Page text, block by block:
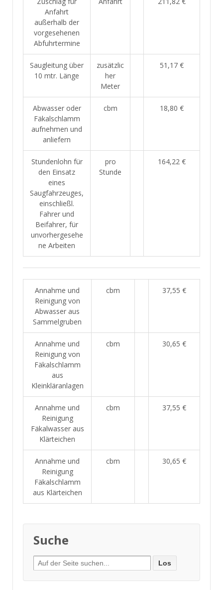
Anfahrt
außerhalb der
vorgesehenen
Abfuhrtermine
Saugleitung über
10 mtr. Länge
zusätzlic
her
Meter
51,17 €
Abwasser oder
Fäkalschlamm
aufnehmen und
anliefern
cbm 18,80 €
Stundenlohn für
den Einsatz
eines
Saugfahrzeuges,
einschließl.
Fahrer und
Beifahrer, für
unvorhergesehe
ne Arbeiten
pro
Stunde
164,22 €
Annahme und
Reinigung von
Abwasser aus
Sammelgruben
cbm 37,55 €
Annahme und
Reinigung von
Fäkalschlamm
aus
Kleinkläranlagen
cbm 30,65 €
Annahme und
Reinigung
Fäkalwasser aus
Klärteichen
cbm 37,55 €
Annahme und
Reinigung
Fäkalschlamm
aus Klärteichen
cbm 30,65 €
Suche
Suche
nach: